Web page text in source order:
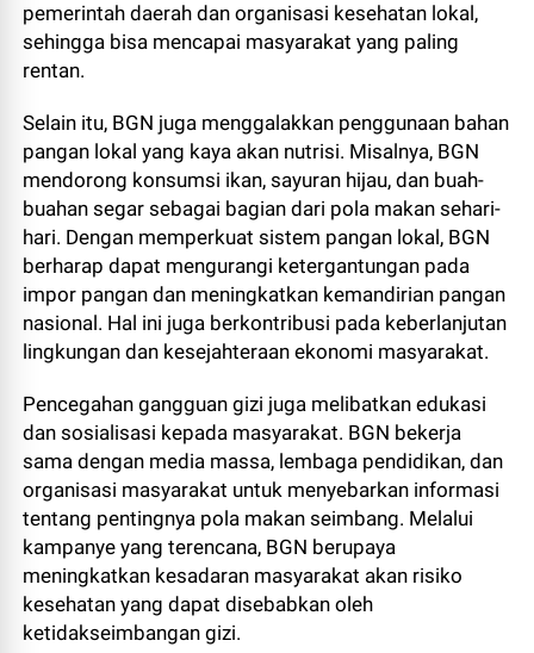
pemerintah daerah dan organisasi kesehatan lokal,
sehingga bisa mencapai masyarakat yang paling
rentan.
Selain itu, BGN juga menggalakkan penggunaan bahan
pangan lokal yang kaya akan nutrisi. Misalnya, BGN
mendorong konsumsi ikan, sayuran hijau, dan buah-
buahan segar sebagai bagian dari pola makan sehari-
hari. Dengan memperkuat sistem pangan lokal, BGN
berharap dapat mengurangi ketergantungan pada
impor pangan dan meningkatkan kemandirian pangan
nasional. Hal ini juga berkontribusi pada keberlanjutan
lingkungan dan kesejahteraan ekonomi masyarakat.
Pencegahan gangguan gizi juga melibatkan edukasi
dan sosialisasi kepada masyarakat. BGN bekerja
sama dengan media massa, lembaga pendidikan, dan
organisasi masyarakat untuk menyebarkan informasi
tentang pentingnya pola makan seimbang. Melalui
kampanye yang terencana, BGN berupaya
meningkatkan kesadaran masyarakat akan risiko
kesehatan yang dapat disebabkan oleh
ketidakseimbangan gizi.